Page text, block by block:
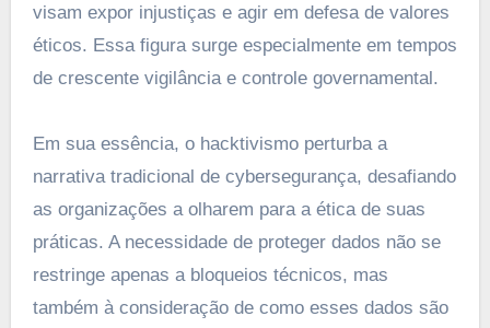
visam expor injustiças e agir em defesa de valores
éticos. Essa figura surge especialmente em tempos
de crescente vigilância e controle governamental.
Em sua essência, o hacktivismo perturba a
narrativa tradicional de cybersegurança, desafiando
as organizações a olharem para a ética de suas
práticas. A necessidade de proteger dados não se
restringe apenas a bloqueios técnicos, mas
também à consideração de como esses dados são